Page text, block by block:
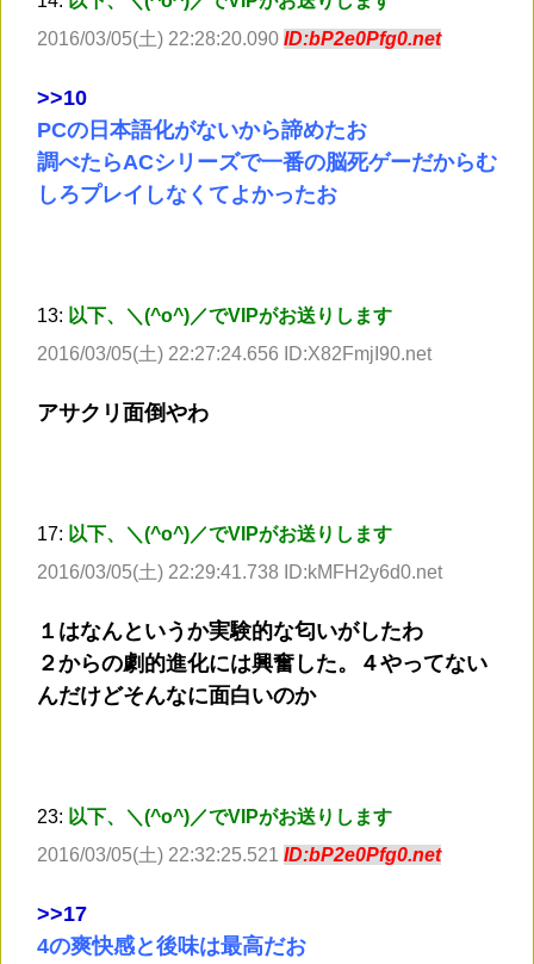
2016/03/05(土) 22:28:20.090 ID:bP2e0Pfg0.net
>>10
PCの日本語化がないから諦めたお
調べたらACシリーズで一番の脳死ゲーだからむ
しろプレイしなくてよかったお
13: 以下、＼(^o^)／でVIPがお送りします
2016/03/05(土) 22:27:24.656 ID:X82FmjI90.net
アサクリ面倒やわ
17: 以下、＼(^o^)／でVIPがお送りします
2016/03/05(土) 22:29:41.738 ID:kMFH2y6d0.net
１はなんというか実験的な匂いがしたわ
２からの劇的進化には興奮した。４やってない
んだけどそんなに面白いのか
23: 以下、＼(^o^)／でVIPがお送りします
2016/03/05(土) 22:32:25.521 ID:bP2e0Pfg0.net
>>17
4の爽快感と後味は最高だお